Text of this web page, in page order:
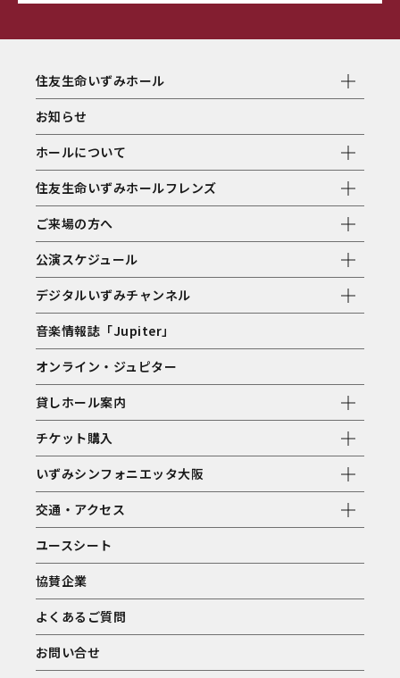
住友生命いずみホール
お知らせ
ホールについて
住友生命いずみホールフレンズ
ご来場の方へ
公演スケジュール
デジタルいずみチャンネル
音楽情報誌「Jupiter」
オンライン・ジュピター
貸しホール案内
チケット購入
いずみシンフォニエッタ大阪
交通・アクセス
ユースシート
協賛企業
よくあるご質問
お問い合せ